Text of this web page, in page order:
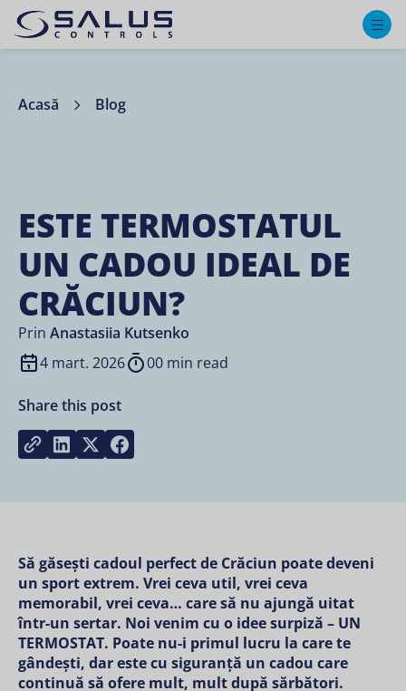
Acasă Blog
ESTE TERMOSTATUL
UN CADOU IDEAL DE
CRĂCIUN?
Prin Anastasiia Kutsenko
4 mart. 2026
00 min read
Share this post
Copy linkShare on LinkedIn
Share on Twitter
Să găsești cadoul perfect de Crăciun poate deveni
un sport extrem. Vrei ceva util, vrei ceva
memorabil, vrei ceva… care să nu ajungă uitat
într-un sertar. Noi venim cu o idee surpiză – UN
TERMOSTAT. Poate nu-i primul lucru la care te
gândești, dar este cu siguranță un cadou care
continuă să ofere mult, mult după sărbători.